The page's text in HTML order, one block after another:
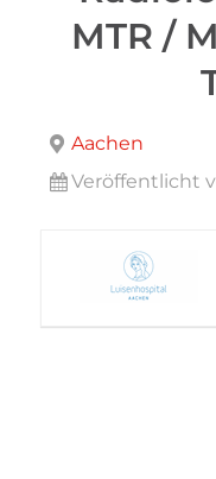
MTR /
Aachen
Veröffentlicht